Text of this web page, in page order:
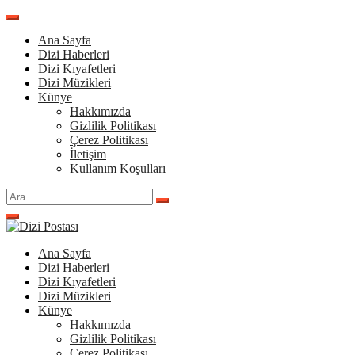
İçeriğe
Ana Sayfa
Dizi Haberleri
Dizi Kıyafetleri
Dizi Müzikleri
Künye
Hakkımızda
Gizlilik Politikası
Çerez Politikası
İletişim
Kullanım Koşulları
Arama
yap:
Ana Sayfa
Dizi Haberleri
Dizi Kıyafetleri
Dizi Müzikleri
Künye
Hakkımızda
Gizlilik Politikası